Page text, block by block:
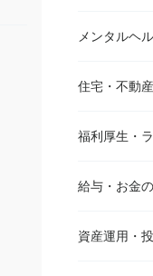
メンタルヘ
住宅・不動産
福利厚生・
給与・お金
資産運用・